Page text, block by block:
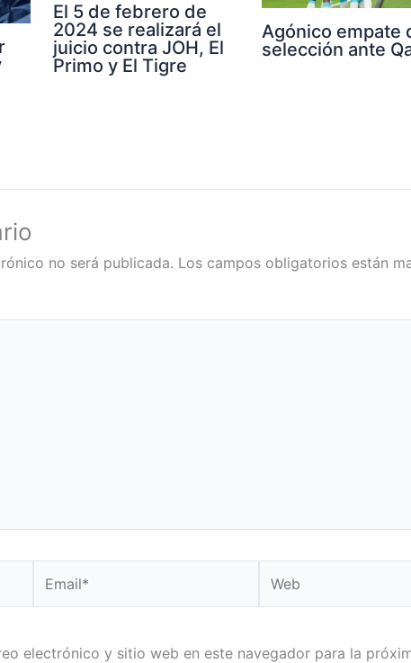
El 5 de febrero de
2024 se realizará el
juicio contra JOH, El
Primo y El Tigre
Agónico empate
selección ante
no será publicada. Los campos obligatorios están
electrónico y sitio web en este navegador para la